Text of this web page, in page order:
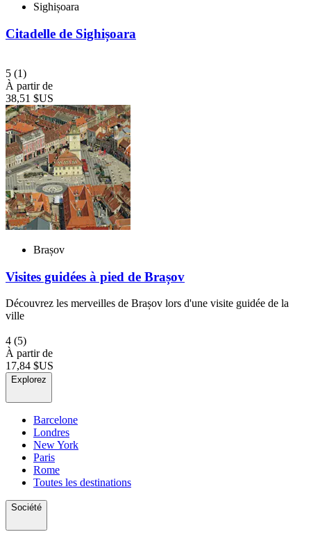
Sighișoara
Citadelle de Sighișoara
5 (1)
À partir de
38,51 $US
Brașov
Visites guidées à pied de Brașov
Découvrez les merveilles de Brașov lors d'une visite guidée de la
ville
4 (5)
À partir de
17,84 $US
Explorez
Barcelone
Londres
New York
Paris
Rome
Toutes les destinations
Société